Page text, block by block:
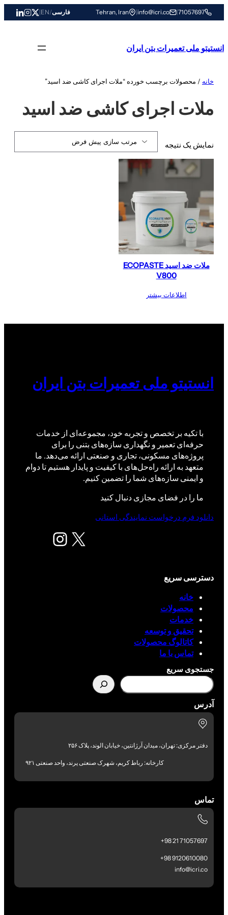
به
71057697
|
info@icri.co
|
Tehran, Iran فارسی/
EN
|
انستیتو ملی تعمیرات بتن ایران
خانه / محصولات برچسب خورده “ملات اجرای کاشی ضد اسید”
ملات اجرای کاشی ضد اسید
نمایش یک نتیجه
ملات ضد اسید ECOPASTE
V800
اطلاعات بیشتر
انستیتو ملی تعمیرات بتن ایران
با تکیه بر تخصص و تجربه خود، مجموعه‌ای از خدمات
حرفه‌ای تعمیر و نگهداری سازه‌های بتنی را برای
پروژه‌های مسکونی، تجاری و صنعتی ارائه می‌دهد. ما
متعهد به ارائه راه‌حل‌های با کیفیت و پایدار هستیم تا دوام
و ایمنی سازه‌های شما را تضمین کنیم.
ما را در فضای مجازی دنبال کنید
X اینستاگرم
دانلود فرم درخواست نمایندگی استانی
دسترسی سریع
خانه
محصولات
خدمات
تحقیق و توسعه
کاتالوگ محصولات
تماس با ما
جستجوی سریع
آدرس
دفتر مرکزی: تهران، میدان آرژانتین، خیابان الوند، پلاک ۲۵۶
کارخانه: رباط کریم، شهرک صنعتی پرند، واحد صنعتی ۹۲۱
تماس
71057697 21 98+
9120610080 98+
info@icri.co